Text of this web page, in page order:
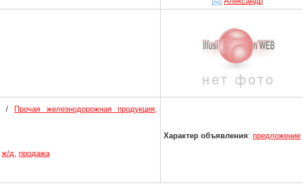
/
Прочая железнодорожная продукция,
ж/д продажа
Характер объявления: предложение